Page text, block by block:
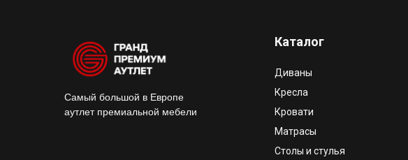
Кресла
Столы и стулья
Матрасы
Диваны
Кровати
Самый большой в Европе
аутлет премиальной мебели
Каталог